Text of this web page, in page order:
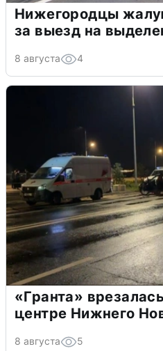
Нижегородцы
за выезд на
8 августа 4
«Гранта»
центре Нижнего
8 августа 5